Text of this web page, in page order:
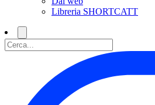
Libreria SHORTCATT